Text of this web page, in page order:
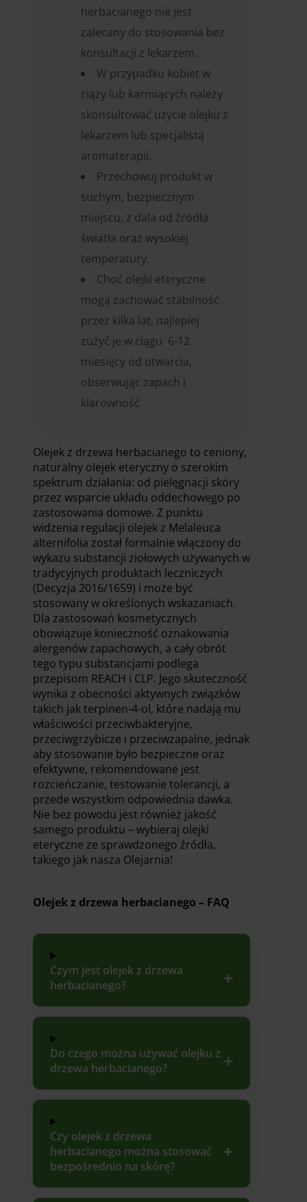
herbacianego nie jest
zalecany do stosowania bez
konsultacji z lekarzem.
W przypadku kobiet w
ciąży lub karmiących należy
skonsultować użycie olejku z
lekarzem lub specjalistą
aromaterapii.
Przechowuj produkt w
suchym, bezpiecznym
miejscu, z dala od źródła
światła oraz wysokiej
temperatury.
Choć olejki eteryczne
mogą zachować stabilność
przez kilka lat, najlepiej
zużyć je w ciągu 6-12
miesięcy od otwarcia,
obserwując zapach i
klarowność.
Olejek z drzewa herbacianego to ceniony,
naturalny olejek eteryczny o szerokim
spektrum działania: od pielęgnacji skóry
przez wsparcie układu oddechowego po
zastosowania domowe. Z punktu
widzenia regulacji olejek z Melaleuca
alternifolia został formalnie włączony do
wykazu substancji ziołowych używanych w
tradycyjnych produktach leczniczych
(Decyzja 2016/1659) i może być
stosowany w określonych wskazaniach.
Dla zastosowań kosmetycznych
obowiązuje konieczność oznakowania
alergenów zapachowych, a cały obrót
tego typu substancjami podlega
przepisom REACH i CLP. Jego skuteczność
wynika z obecności aktywnych związków
takich jak terpinen-4-ol, które nadają mu
właściwości przeciwbakteryjne,
przeciwgrzybicze i przeciwzapalne, jednak
aby stosowanie było bezpieczne oraz
efektywne, rekomendowane jest
rozcieńczanie, testowanie tolerancji, a
przede wszystkim odpowiednia dawka.
Nie bez powodu jest również jakość
samego produktu – wybieraj olejki
eteryczne ze sprawdzonego źródła,
takiego jak nasza Olejarnia!
Olejek z drzewa herbacianego – FAQ
Czym jest olejek z drzewa
herbacianego?
Do czego można używać olejku z
drzewa herbacianego?
Czy olejek z drzewa
herbacianego można stosować
bezpośrednio na skórę?